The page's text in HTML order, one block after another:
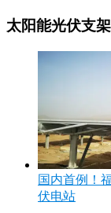
太阳能光伏支
国内首例！
伏电站